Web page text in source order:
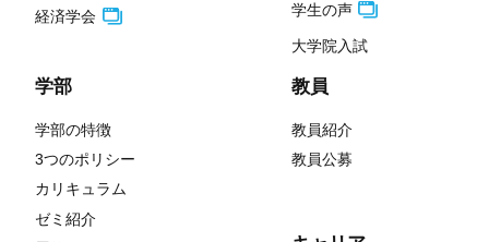
経済学会
学部
学部の特徴
3つのポリシー
カリキュラム
ゼミ紹介
学生の声
大学院入試
教員
教員紹介
教員公募